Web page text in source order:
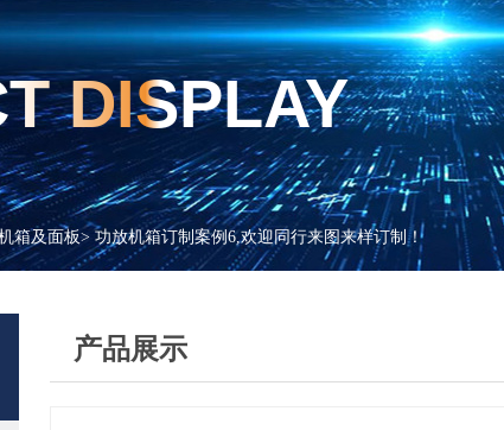
DISPLAY
箱及面板> 功放机箱订制案例6,欢迎同行来图来样订制！
产品展示